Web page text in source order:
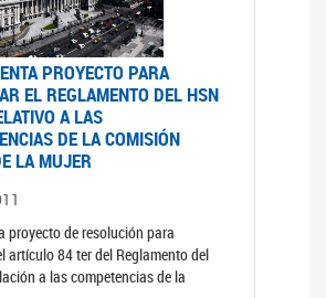
PROYECTO PARA
EL REGLAMENTO DEL HSN
A LAS
DE LA COMISIÓN
LA MUJER
proyecto de resolución para
artículo 84 ter del Reglamento del
a las competencias de la